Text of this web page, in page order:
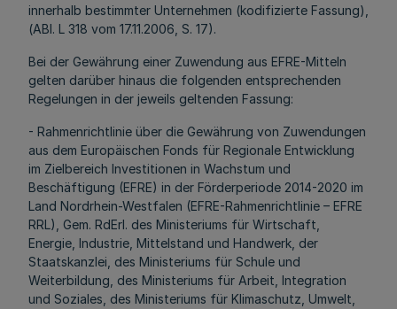
innerhalb bestimmter Unternehmen (kodifizierte Fassung),
(ABl. L 318 vom 17.11.2006, S. 17).
Bei der Gewährung einer Zuwendung aus EFRE-Mitteln
gelten darüber hinaus die folgenden entsprechenden
Regelungen in der jeweils geltenden Fassung:
- Rahmenrichtlinie über die Gewährung von Zuwendungen
aus dem Europäischen Fonds für Regionale Entwicklung
im Zielbereich Investitionen in Wachstum und
Beschäftigung (EFRE) in der Förderperiode 2014-2020 im
Land Nordrhein-Westfalen (EFRE-Rahmenrichtlinie – EFRE
RRL), Gem. RdErl. des Ministeriums für Wirtschaft,
Energie, Industrie, Mittelstand und Handwerk, der
Staatskanzlei, des Ministeriums für Schule und
Weiterbildung, des Ministeriums für Arbeit, Integration
und Soziales, des Ministeriums für Klimaschutz, Umwelt,